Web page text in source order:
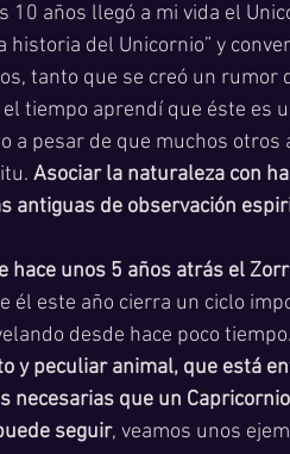
10 años llegó a mi vida el
historia del Unicornio” y
tanto que se creó un rumor
tiempo aprendí que éste es
a pesar de que muchos
Asociar la naturaleza con
antiguas de observación
hace unos 5 años atrás el
él este año cierra un ciclo
desde hace poco
y peculiar animal, que está
necesarias que un
seguir, veamos unos